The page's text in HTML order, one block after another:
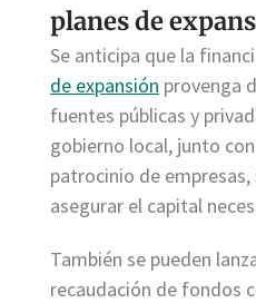
planes de
Se anticipa que la
de expansión provenga
fuentes públicas y
gobierno local, junto
patrocinio de
asegurar el capital
También se pueden
recaudación de fondos